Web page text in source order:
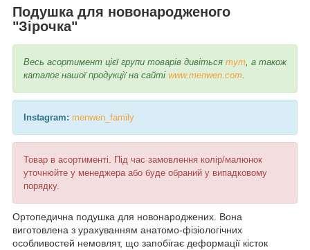
Подушка для новонародженого
"Зірочка"
Весь асортимент цієї групи товарів дивіться тут, а також
каталог нашої продукції на сайті www.menwen.com.
Instagram: menwen_family
Товар в асортименті. Під час замовлення колір/малюнок
уточнюйте у менеджера або буде обраний у випадковому
порядку.
Ортопедична подушка для новонароджених. Вона
виготовлена з урахуванням анатомо-фізіологічних
особливостей немовлят, що запобігає деформації кісток